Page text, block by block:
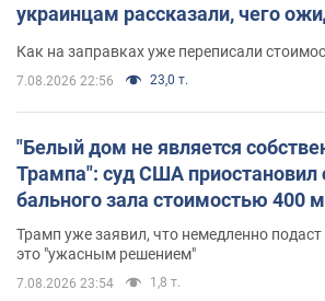
украинцам рассказали, чего
Как на заправках уже переписали
7.08.2026 22:56 23,0 т.
"Белый дом не является
Трампа": суд США приостановил
бального зала стоимостью 400
Трамп уже заявил, что немедленно
это "ужасным решением"
7.08.2026 23:54 1,8 т.